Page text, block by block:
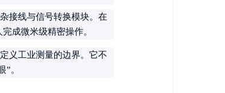
接线与信号转换模块。在
成微米级精密操作。
义工业测量的边界。它不
。